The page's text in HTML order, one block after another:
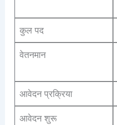
कुल पद
वेतनमान
आवेदन प्रक्रिया
आवेदन शुरू